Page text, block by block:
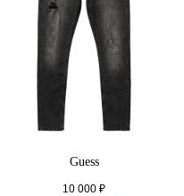
Guess
10 000 ₽